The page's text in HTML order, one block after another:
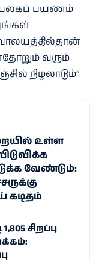
பயணம்
வரும்
நிழலாடும்”
உள்ள
வேண்டும்:
கடிதம்
சிறப்பு